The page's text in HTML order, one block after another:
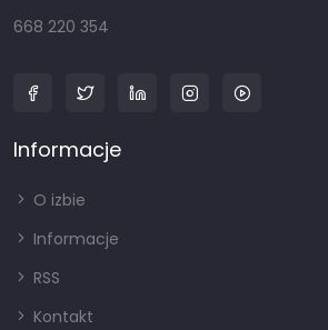
668 220 354
Informacje
O izbie
Informacje
RSS
Kontakt